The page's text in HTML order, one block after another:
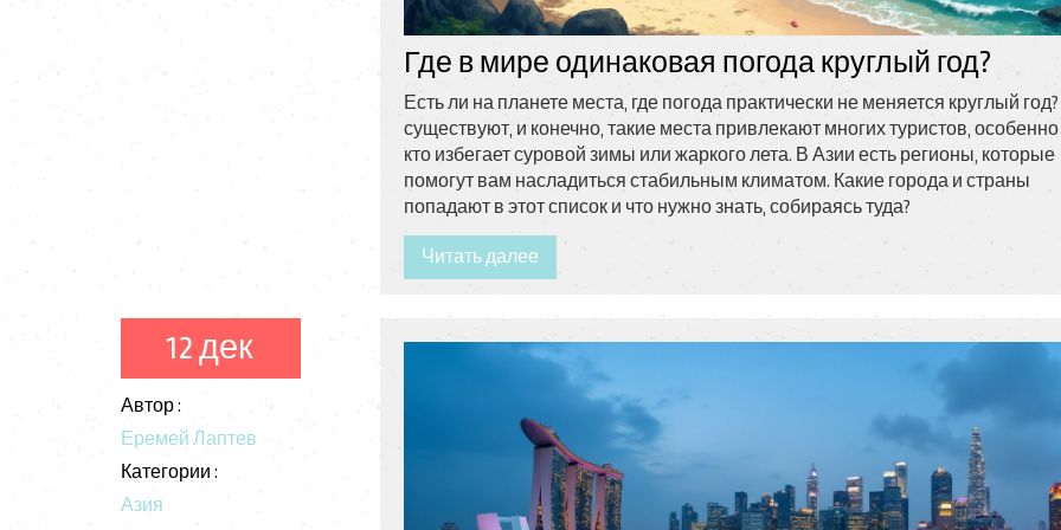
Где в мире одинаковая погода круглый год?
Есть ли на планете места, где погода практически не меняется круглый
существуют, и конечно, такие места привлекают многих туристов, особенно
кто избегает суровой зимы или жаркого лета. В Азии есть регионы, которые
помогут вам насладиться стабильным климатом. Какие города и страны
попадают в этот список и что нужно знать, собираясь туда?
Читать далее
12 дек
Автор :
Еремей Лаптев
Категории :
Азия